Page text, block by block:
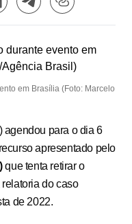
em Brasília (Foto: Marcelo
agendou para o dia 6
apresentado pelo
que tenta retirar o
do caso
de 2022.